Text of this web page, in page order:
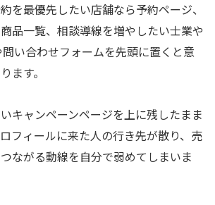
を最優先したい店舗なら予約ページ、
品一覧、相談導線を増やしたい士業や
い合わせフォームを先頭に置くと意
ます。
キャンペーンページを上に残したまま
フィールに来た人の行き先が散り、売
ながる動線を自分で弱めてしまいま